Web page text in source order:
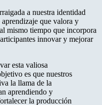
a nuestra identidad
que valora y
mismo tiempo que incorpora
innovar y mejorar
esta valiosa
es que nuestros
la llama de la
aprendiendo y
la producción